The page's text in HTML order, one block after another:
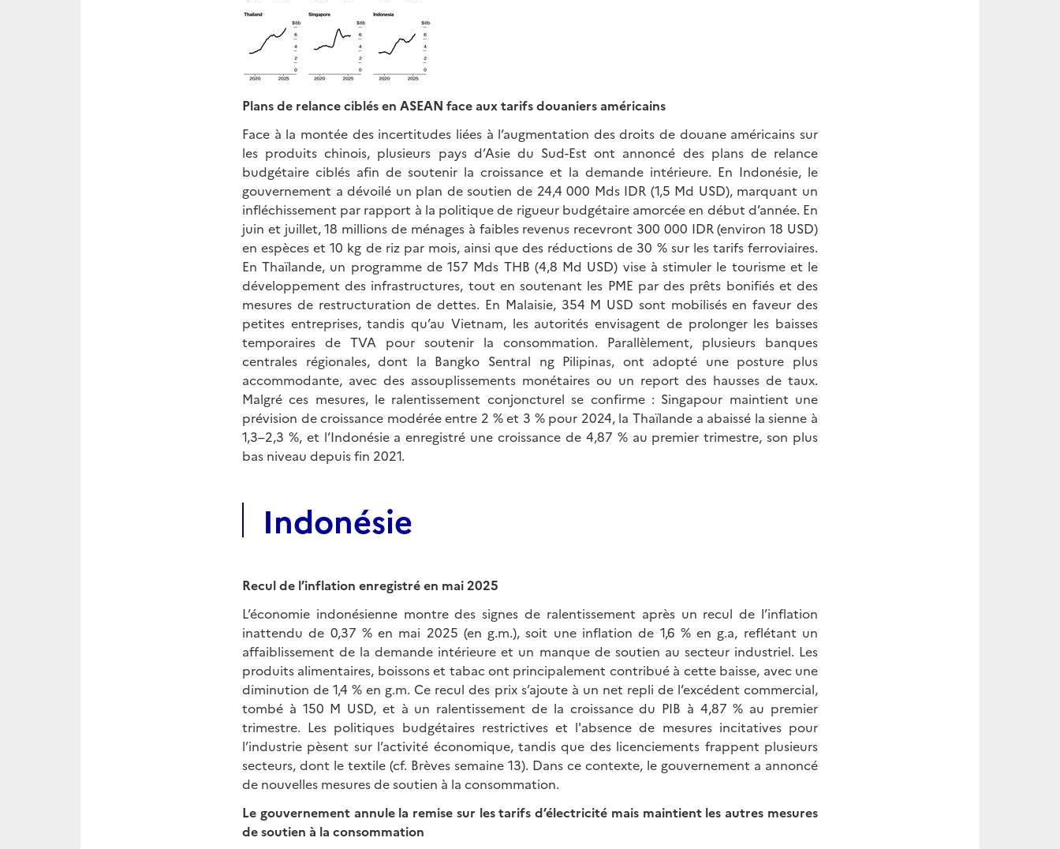
Plans de relance ciblés en ASEAN face aux tarifs douaniers américains
Face à la montée des incertitudes liées à l’augmentation des droits de douane américains sur
les produits chinois, plusieurs pays d’Asie du Sud-Est ont annoncé des plans de relance
budgétaire ciblés afin de soutenir la croissance et la demande intérieure. En Indonésie, le
gouvernement a dévoilé un plan de soutien de 24,4 000 Mds IDR (1,5 Md USD), marquant un
infléchissement par rapport à la politique de rigueur budgétaire amorcée en début d’année. En
juin et juillet, 18 millions de ménages à faibles revenus recevront 300 000 IDR (environ 18 USD)
en espèces et 10 kg de riz par mois, ainsi que des réductions de 30 % sur les tarifs ferroviaires.
En Thaïlande, un programme de 157 Mds THB (4,8 Md USD) vise à stimuler le tourisme et le
développement des infrastructures, tout en soutenant les PME par des prêts bonifiés et des
mesures de restructuration de dettes. En Malaisie, 354 M USD sont mobilisés en faveur des
petites entreprises, tandis qu’au Vietnam, les autorités envisagent de prolonger les baisses
temporaires de TVA pour soutenir la consommation. Parallèlement, plusieurs banques
centrales régionales, dont la Bangko Sentral ng Pilipinas, ont adopté une posture plus
accommodante, avec des assouplissements monétaires ou un report des hausses de taux.
Malgré ces mesures, le ralentissement conjoncturel se confirme : Singapour maintient une
prévision de croissance modérée entre 2 % et 3 % pour 2024, la Thaïlande a abaissé la sienne à
1,3–2,3 %, et l’Indonésie a enregistré une croissance de 4,87 % au premier trimestre, son plus
bas niveau depuis fin 2021.
Indonésie
Recul de l’inflation enregistré en mai 2025
L’économie indonésienne montre des signes de ralentissement après un recul de l’inflation
inattendu de 0,37 % en mai 2025 (en g.m.), soit une inflation de 1,6 % en g.a, reflétant un
affaiblissement de la demande intérieure et un manque de soutien au secteur industriel. Les
produits alimentaires, boissons et tabac ont principalement contribué à cette baisse, avec une
diminution de 1,4 % en g.m. Ce recul des prix s’ajoute à un net repli de l’excédent commercial,
tombé à 150 M USD, et à un ralentissement de la croissance du PIB à 4,87 % au premier
trimestre. Les politiques budgétaires restrictives et l'absence de mesures incitatives pour
l’industrie pèsent sur l’activité économique, tandis que des licenciements frappent plusieurs
secteurs, dont le textile (cf. Brèves semaine 13). Dans ce contexte, le gouvernement a annoncé
de nouvelles mesures de soutien à la consommation.
Le gouvernement annule la remise sur les tarifs d’électricité mais maintient les autres mesures
de soutien à la consommation